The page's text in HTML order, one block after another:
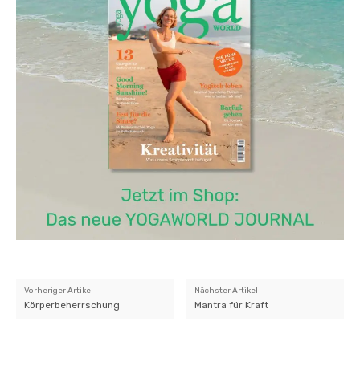
Vorheriger Artikel
Körperbeherrschung
Nächster Artikel
Mantra für Kraft